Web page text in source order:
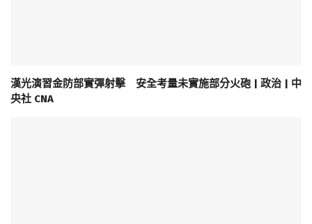
漢光演習金防部實彈射擊 安全考量未實施部分火砲 | 政治 | 中
央社 CNA